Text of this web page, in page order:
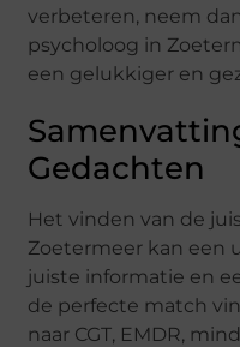
verbeteren, neem
psycholoog in
een gelukkiger en
Gedachten
Het vinden van de
Zoetermeer kan een
juiste informatie en
de perfecte match
naar CGT, EMDR,